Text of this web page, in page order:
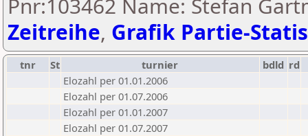
Pnr:103462 Name: Stefan
Zeitreihe, Grafik Partie-
tnr St turnier bdld rd
Elozahl per 01.01.2006
Elozahl per 01.07.2006
Elozahl per 01.01.2007
Elozahl per 01.07.2007